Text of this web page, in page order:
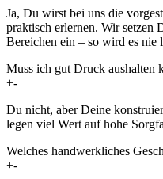
Ja, Du wirst bei uns die
praktisch erlernen. Wir setzen
Bereichen ein – so wird es nie
Muss ich gut Druck aushalten
+-
Du nicht, aber Deine
legen viel Wert auf hohe
Welches handwerkliches
+-